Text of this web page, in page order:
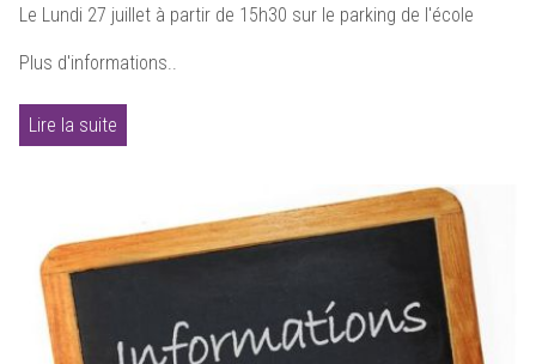
Le Lundi 27 juillet à partir de 15h30 sur le parking de l'école
Plus d'informations..
Lire la suite